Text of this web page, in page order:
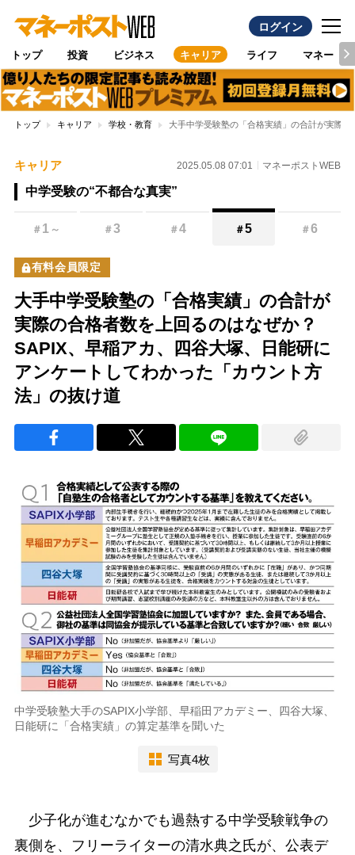
ログイン
トップ 投資 ビジネス キャリア ライフ マネー
トップ キャリア 学校・教育 大手中学受験塾の「合格実績」の合計が実際
キャリア 2025.05.08 07:01 マネーポストWEB
中学受験の“不都合な真実”
＃ 1 ～ ＃3 ＃4 ＃5 ＃6
有料会員限定
大手中学受験塾の「合格実績」の合計が
実際の合格者数を上回るのはなぜか？
SAPIX、早稲アカ、四谷大塚、日能研に
アンケートしてわかった「カウント方
法」の抜け道
中学受験塾大手のSAPIX小学部、早稲田アカデミー、四谷大塚、
日能研に「合格実績」の算定基準を聞いた
写真4枚
少子化が進むなかでも過熱する中学受験戦争の
裏側を、フリーライターの清水典之氏が、公表デ